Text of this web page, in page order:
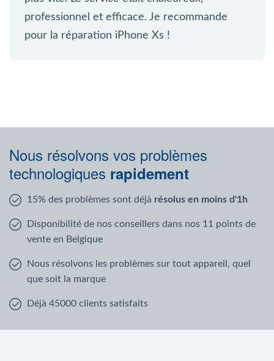
professionnel et efficace. Je recommande
pour la réparation iPhone Xs !
Nous résolvons vos problèmes
technologiques rapidement
15% des problèmes sont déjà résolus en moins d'1h
Disponibilité de nos conseillers dans nos 11 points de
vente en Belgique
Nous résolvons les problèmes sur tout appareil, quel
que soit la marque
Déjà 45000 clients satisfaits